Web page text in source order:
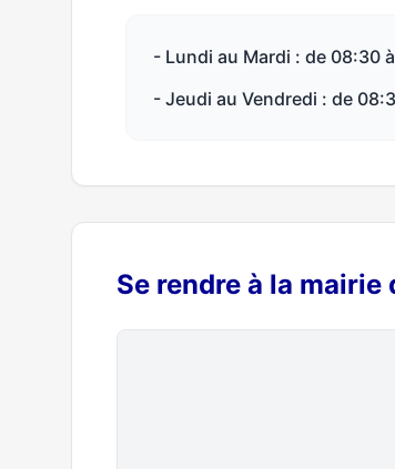
- Lundi au Mardi : de 08:30
- Jeudi au Vendredi : de
Se rendre à la